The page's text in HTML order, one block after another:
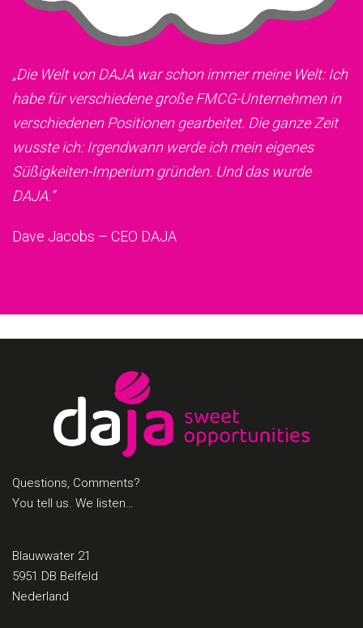
„Die Welt von DAJA war schon immer meine Welt: Ich
habe für verschiedene große FMCG-Unternehmen in
verschiedenen Positionen gearbeitet. Die ganze Zeit
wusste ich: Irgendwann werde ich mein eigenes
Süßigkeiten-Imperium gründen. Und das wurde
DAJA.“
Dave Jacobs – CEO DAJA
Questions, Comments?
You tell us. We listen…
Blauwwater 21
5951 DB Belfeld
Nederland